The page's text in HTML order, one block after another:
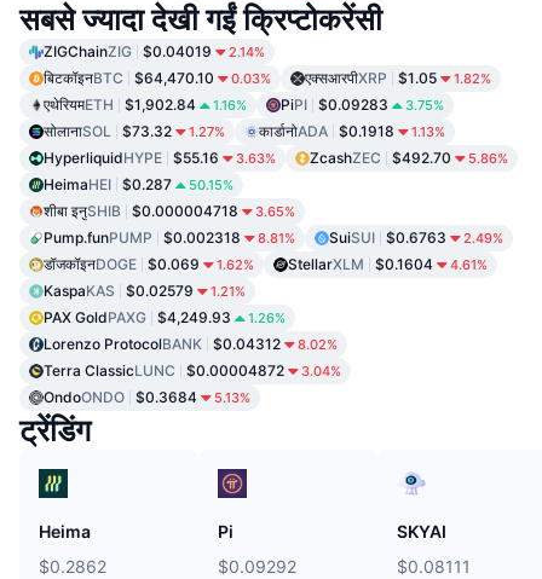
सबसे ज्यादा देखी गईं क्रिप्टोकरेंसी
ZIGChainZIG $0.04019 2.14%
बिटकॉइनBTC $64,470.10 0.03% एक्सआरपीXRP $1.05 1.82%
एथेरियमETH $1,902.84 1.16% PiPI $0.09283 3.75%
सोलानाSOL $73.32 1.27% कार्डानोADA $0.1918 1.13%
HyperliquidHYPE $55.16 3.63% ZcashZEC $492.70 5.86%
HeimaHEI $0.287 50.15%
शीबा इनुSHIB $0.000004718 3.65%
Pump.funPUMP $0.002318 8.81% SuiSUI $0.6763 2.49%
डॉजकॉइनDOGE $0.069 1.62% StellarXLM $0.1604 4.61%
KaspaKAS $0.02579 1.21%
PAX GoldPAXG $4,249.93 1.26%
Lorenzo ProtocolBANK $0.04312 8.02%
Terra ClassicLUNC $0.00004872 3.04%
OndoONDO $0.3684 5.13%
ट्रेंडिंग
Heima
$0.2862
Pi
$0.09292
SKYAI
$0.08111